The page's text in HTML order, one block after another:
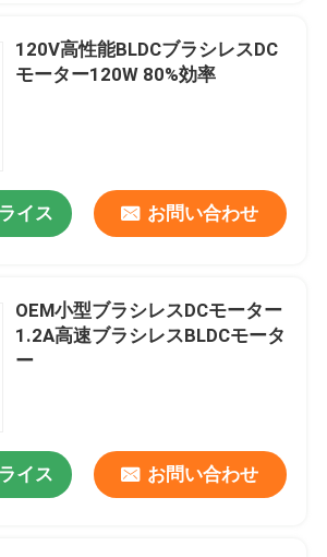
120V高性能BLDCブラシレスDC
モーター120W 80%効率
イス お問い合わせ
OEM小型ブラシレスDCモーター
1.2A高速ブラシレスBLDCモータ
ー
イス お問い合わせ